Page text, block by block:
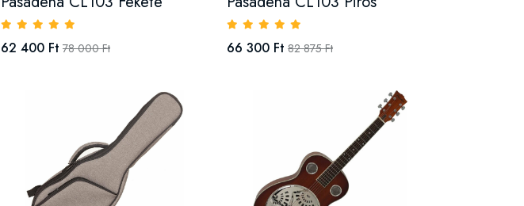
62 400 Ft 78 000 Ft 66 300 Ft 82 875 Ft